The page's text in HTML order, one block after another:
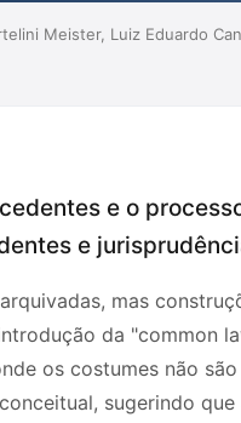
Meister, Luiz Eduardo
e o
e
mas
da "common
os costumes não
sugerindo